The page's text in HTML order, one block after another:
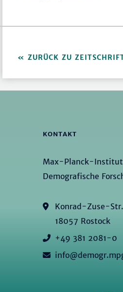
ZURÜCK ZU
KONTAKT
Max-Planck-
Demografische
Konrad-Zuse-Str.
18057 Rostock
+49 381 2081-0